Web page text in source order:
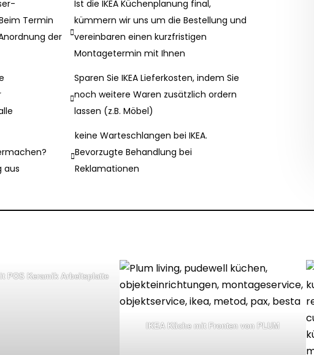
Termin
der
aus
Ist die IKEA Küchenplanung final,
kümmern wir uns um die Bestellung und
vereinbaren einen kurzfristigen
Montagetermin mit Ihnen
Sparen Sie IKEA Lieferkosten, indem Sie
noch weitere Waren zusätzlich ordern
lassen (z.B. Möbel)
keine Warteschlangen bei IKEA.
Bevorzugte Behandlung bei
Reklamationen
POS Keramik Arbeitsplatte
IKEA Küche mit Fronten von PLUM